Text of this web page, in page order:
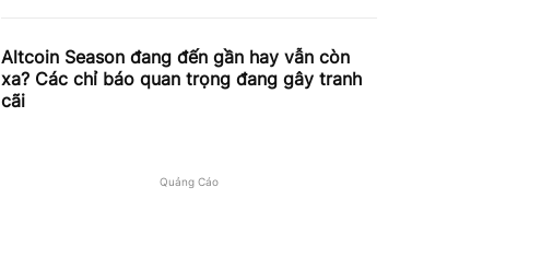
Altcoin Season đang đến gần hay vẫn còn
xa? Các chỉ báo quan trọng đang gây tranh
cãi
Quảng Cáo